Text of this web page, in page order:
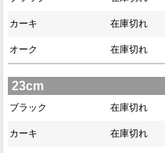
カーキ 在庫切れ
オーク 在庫切れ
23cm
ブラック 在庫切れ
カーキ 在庫切れ